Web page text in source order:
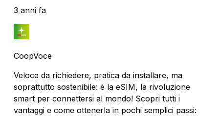
3 anni fa
CoopVoce
Veloce da richiedere, pratica da installare, ma
soprattutto sostenibile: è la eSIM, la rivoluzione
smart per connettersi al mondo! Scopri tutti i
vantaggi e come ottenerla in pochi semplici passi: